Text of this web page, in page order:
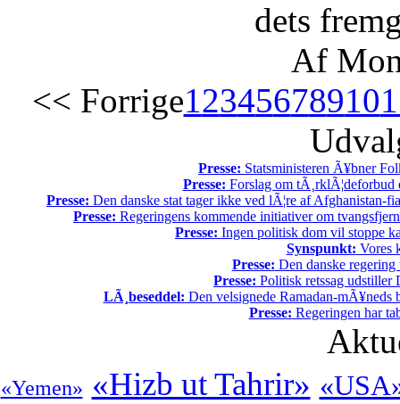
dets
Af
<< Forrige12345678910
Presse: Statsministeren Ã¥bner
Presse: Forslag om tÃ¸rklÃ¦deforbud
Presse: Den danske stat tager ikke ved lÃ¦re af Afghanistan-
Presse: Regeringens kommende initiativer om
Presse: Ingen politisk dom vil stoppe
Synspunkt: Vores
Presse: Den danske
Presse: Politisk retssag udstiller
LÃ¸beseddel: Den velsignede Ramadan-mÃ¥neds
Presse: Regeringen har
«Yemen» «Hizb ut Tahrir»